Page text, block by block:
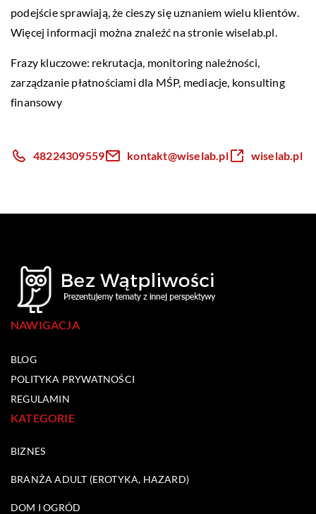
podejście sprawiają, że cieszy się uznaniem wielu klientów.
Więcej informacji można znaleźć na stronie wiselab.pl.
Frazy kluczowe: rekrutacja, monitoring należności,
zarządzanie płatnościami dla MŚP, mediacje, konsulting
finansowy
48224309559 kontakt@wiselab.pl wiselab.pl
NAWIGACJA
BLOG
POLITYKA PRYWATNOŚCI
REGULAMIN
KATEGORIE
BIZNES
BRANŻA ADULT (EROTYKA, HAZARD)
DOM I OGRÓD